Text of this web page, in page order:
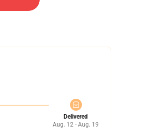
Delivered
Aug. 12 - Aug. 19